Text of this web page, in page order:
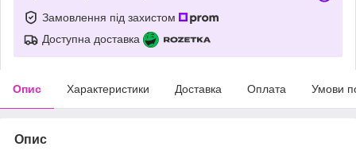
Замовлення під захистом
Доступна доставка
Опис Характеристики Доставка Оплата Умови
Опис